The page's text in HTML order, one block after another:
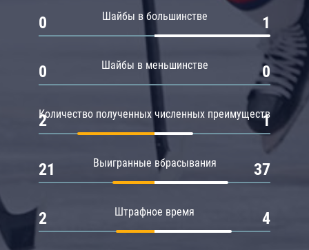
Шайбы в большинстве
0 1
Шайбы в меньшинстве
0 0
Количество полученных численных преимуществ
2 1
Выигранные вбрасывания
21 37
Штрафное время
2 4